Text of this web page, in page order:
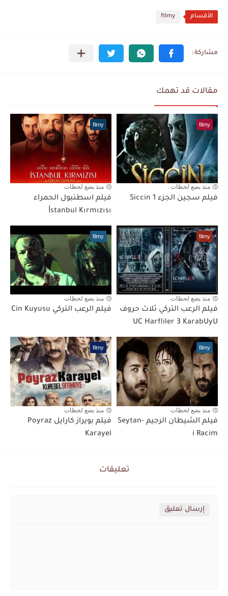
الأقسام filmy
مقالات قد تهمك
filmy
منذ بضع لحظات
فيلم سجين الجزء Siccin 1
filmy
منذ بضع لحظات
فيلم اسطنبول الحمراء
İstanbul Kırmızısı
filmy
منذ بضع لحظات
فيلم الرعب التركي ثلاث حروف
UC Harfliler 3 KarabUyU
filmy
منذ بضع لحظات
فيلم الرعب التركي Cin Kuyusu
filmy
منذ بضع لحظات
فيلم الشيطان الرجيم Seytan-
i Racim
filmy
منذ بضع لحظات
فيلم بويراز كارايل Poyraz
Karayel
تعليقات
إرسال تعليق